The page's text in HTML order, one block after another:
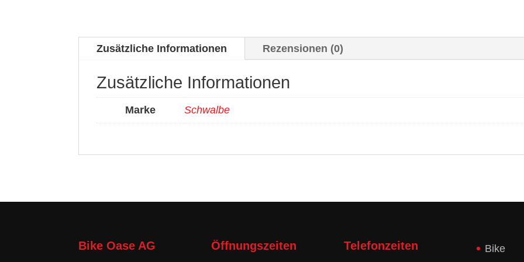
Zusätzliche Informationen Rezensionen (0)
Zusätzliche Informationen
Marke Schwalbe
Bike Oase AG Öffnungszeiten Telefonzeiten Bike